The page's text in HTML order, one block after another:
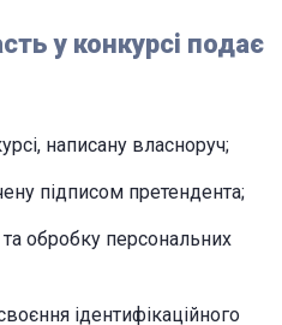
у конкурсі подає
написану власноруч;
підписом претендента;
обробку персональних
ідентифікаційного